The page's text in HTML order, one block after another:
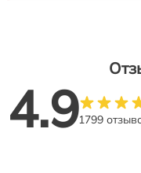
4.91799